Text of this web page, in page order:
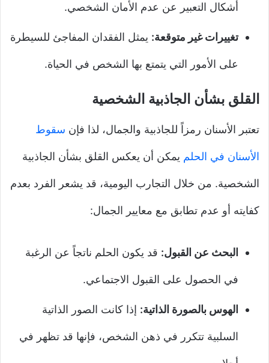
أشكال التعبير عن عدم الأمان الشخصي.
تغييرات غير متوقعة: يمثل الفقدان المفاجئ للسيطرة
على الأمور التي يتمتع بها الشخص في الحياة.
القلق بشأن الجاذبية الشخصية
تعتبر الأسنان رمزاً للجاذبية والجمال، لذا فإن سقوط
الأسنان في الحلم يمكن أن يعكس القلق بشأن الجاذبية
الشخصية. من خلال التجارب اليومية، قد يشعر الفرد بعدم
كفايته أو عدم تطابق مع معايير الجمال:
البحث عن القبول: قد يكون الحلم ناتجاً عن الرغبة
في الحصول على القبول الاجتماعي.
الهوس بالصورة الذاتية: إذا كانت الصور الذاتية
السلبية تتكرر في ذهن الشخص، فإنها قد تظهر في